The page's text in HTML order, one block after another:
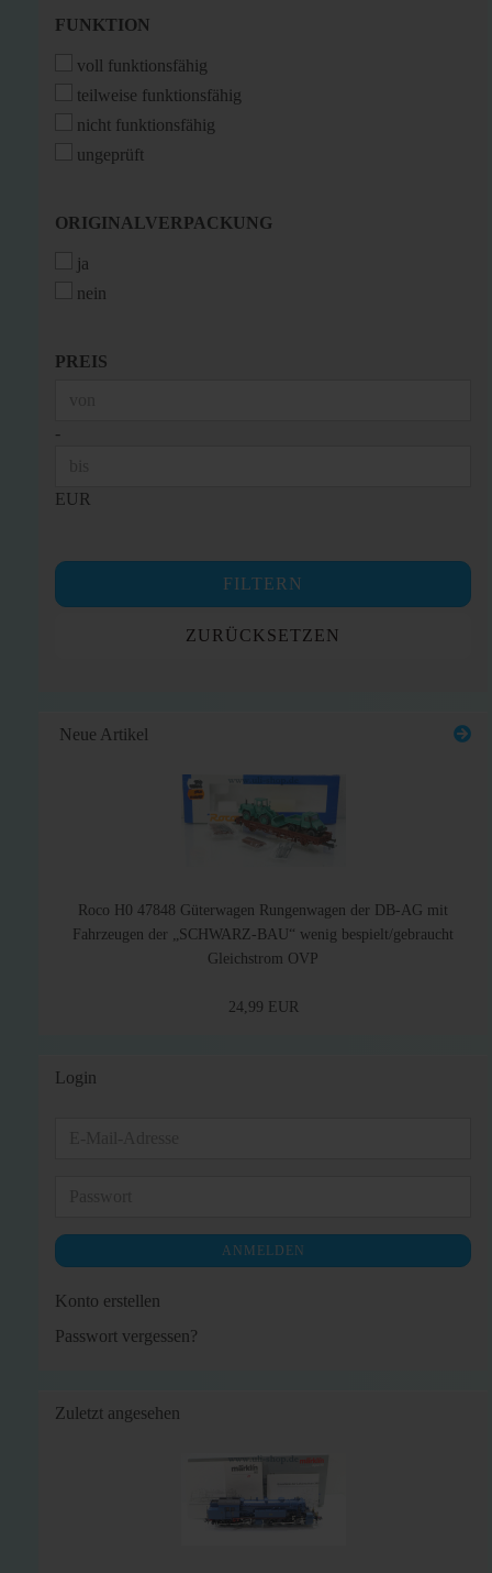
FUNKTION
FUNKTION
voll funktionsfähig
teilweise funktionsfähig
nicht funktionsfähig
ungeprüft
ORIGINALVERPACKUNG
ORIGINALVERPACKUNG
ja
nein
PREIS
PREIS
-
EUR
FILTERN
ZURÜCKSETZEN
Neue Artikel
Roco H0 47848 Güterwagen Rungenwagen der DB-AG mit
Fahrzeugen der „SCHWARZ-BAU“ wenig bespielt/gebraucht
Gleichstrom OVP
24,99 EUR
Login
ANMELDEN
Konto erstellen
Passwort vergessen?
Zuletzt angesehen